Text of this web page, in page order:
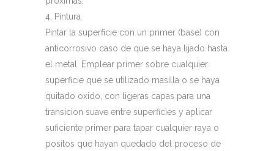
4. Pintura
Pintar la superficie con un primer (base) con
anticorrosivo caso de que se haya lijado hasta
el metal. Emplear primer sobre cualquier
superficie que se utilizado masilla o se haya
quitado oxido, con ligeras capas para una
transicion suave entre superficies y aplicar
suficiente primer para tapar cualquier raya o
positos que hayan quedado del proceso de